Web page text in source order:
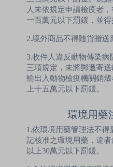
人未依規定申請檢疫者
一百萬元以下罰鍰，並得
2.境外商品不得隨貨贈送
3.收件人違反動物傳染病
三項規定，未將郵遞寄
輸出入動物檢疫機關銷
上十五萬元以下罰鍰。
環境用藥
1.依環境用藥管理法不得
記核准之環境用藥，違
以上30萬元以下罰鍰。